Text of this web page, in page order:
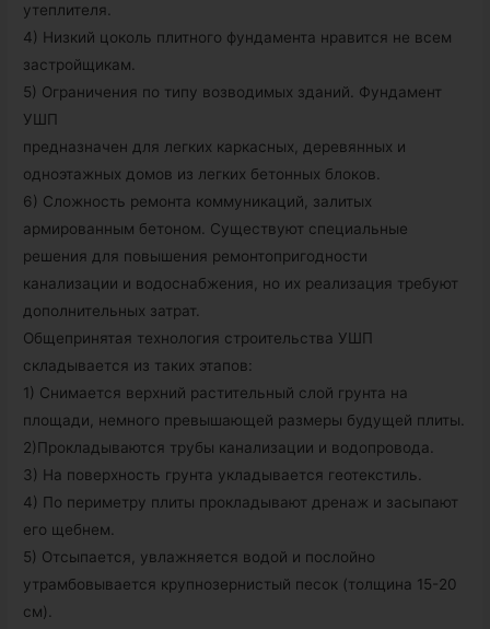
утеплителя.
4) Низкий цоколь плитного фундамента нравится не всем
застройщикам.
5) Ограничения по типу возводимых зданий. Фундамент
УШП
предназначен для легких каркасных, деревянных и
одноэтажных домов из легких бетонных блоков.
6) Сложность ремонта коммуникаций, залитых
армированным бетоном. Существуют специальные
решения для повышения ремонтопригодности
канализации и водоснабжения, но их реализация требуют
дополнительных затрат.
Общепринятая технология строительства УШП
складывается из таких этапов:
1) Снимается верхний растительный слой грунта на
площади, немного превышающей размеры будущей плиты.
2)Прокладываются трубы канализации и водопровода.
3) На поверхность грунта укладывается геотекстиль.
4) По периметру плиты прокладывают дренаж и засыпают
его щебнем.
5) Отсыпается, увлажняется водой и послойно
утрамбовывается крупнозернистый песок (толщина 15-20
см).